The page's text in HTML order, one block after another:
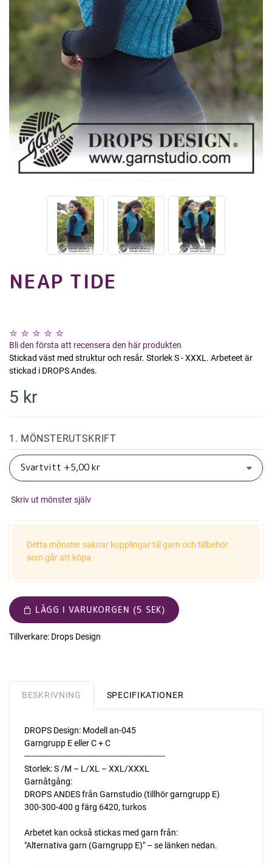
NEAP TIDE
Bli den första att recensera den här produkten
Stickad väst med struktur och resår. Storlek S - XXXL. Arbeteet är
stickad i DROPS Andes.
5 kr
1. MÖNSTERUTSKRIFT
Skriv ut mönster själv
Detta mönster saknar kopplingar till garn och tillbehör
som går att köpa
LÄGG I VARUKORGEN (5 SEK)
Tillverkare: Drops Design
BESKRIVNING SPECIFIKATIONER
DROPS Design: Modell an-045
Garngrupp E eller C + C
----------------------------------------------------------
Storlek: S /M – L/XL – XXL/XXXL
Garnåtgång:
DROPS ANDES från Garnstudio (tillhör garngrupp E)
300-300-400 g färg 6420, turkos
Arbetet kan också stickas med garn från:
"Alternativa garn (Garngrupp E)" – se länken nedan.